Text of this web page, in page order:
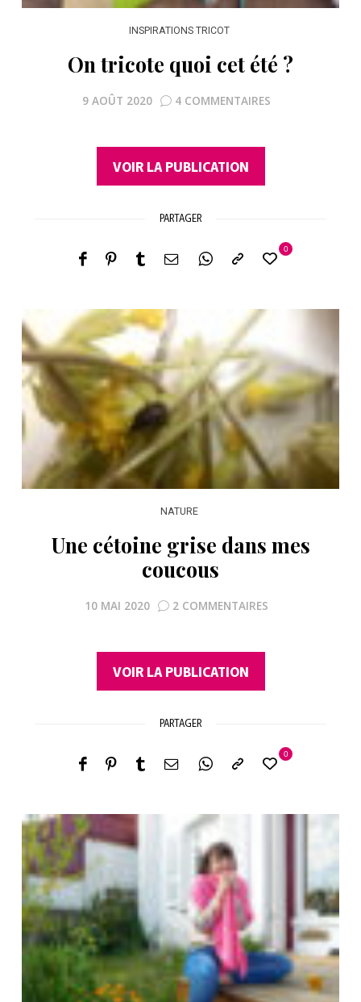
INSPIRATIONS TRICOT
On tricote quoi cet été ?
9 AOÛT 2020 4 COMMENTAIRES
VOIR LA PUBLICATION
PARTAGER
0
NATURE
Une cétoine grise dans mes
coucous
10 MAI 2020 2 COMMENTAIRES
VOIR LA PUBLICATION
PARTAGER
0